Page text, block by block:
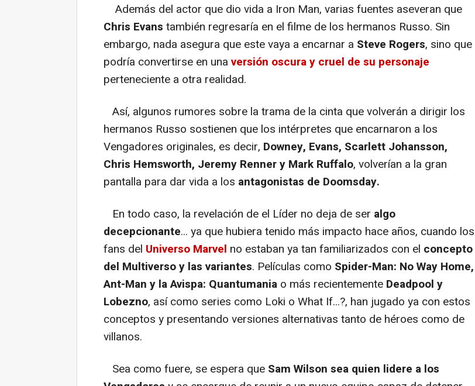
Además del actor que dio vida a Iron Man, varias fuentes aseveran que
Chris Evans también regresaría en el filme de los hermanos Russo. Sin
embargo, nada asegura que este vaya a encarnar a Steve Rogers, sino que
podría convertirse en una versión oscura y cruel de su personaje
perteneciente a otra realidad.
Así, algunos rumores sobre la trama de la cinta que volverán a dirigir los
hermanos Russo sostienen que los intérpretes que encarnaron a los
Vengadores originales, es decir, Downey, Evans, Scarlett Johansson,
Chris Hemsworth, Jeremy Renner y Mark Ruffalo, volverían a la gran
pantalla para dar vida a los antagonistas de Doomsday.
En todo caso, la revelación de el Líder no deja de ser algo
decepcionante... ya que hubiera tenido más impacto hace años, cuando los
fans del Universo Marvel no estaban ya tan familiarizados con el concepto
del Multiversoy las variantes. Películas como Spider-Man: No Way Home,
Ant-Man y la Avispa: Quantumania o más recientemente Deadpool y
Lobezno, así como series como Loki o What If...?, han jugado ya con estos
conceptos y presentando versiones alternativas tanto de héroes como de
villanos.
Sea como fuere, se espera que Sam Wilson sea quien lidere a los